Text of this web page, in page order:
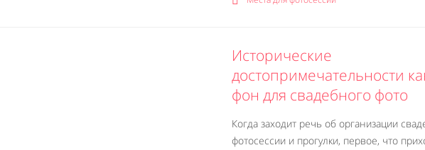
Исторические
достопримечательности
фон для свадебного фото
Когда заходит речь об организации
фотосессии и прогулки, первое, что